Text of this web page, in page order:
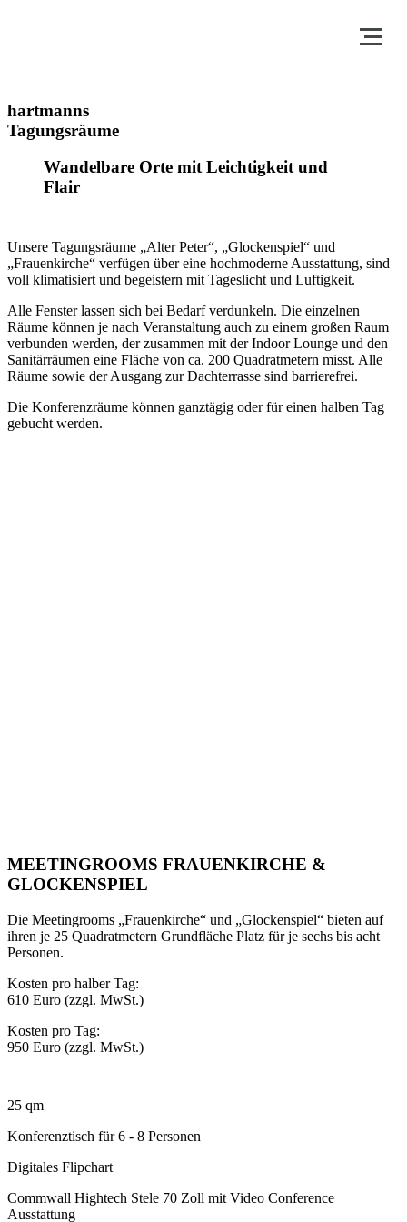
hartmanns
Tagungsräume
Wandelbare Orte mit Leichtigkeit und
Flair
Unsere Tagungsräume „Alter Peter“, „Glockenspiel“ und
„Frauenkirche“ verfügen über eine hochmoderne Ausstattung, sind
voll klimatisiert und begeistern mit Tageslicht und Luftigkeit.
Alle Fenster lassen sich bei Bedarf verdunkeln. Die einzelnen
Räume können je nach Veranstaltung auch zu einem großen Raum
verbunden werden, der zusammen mit der Indoor Lounge und den
Sanitärräumen eine Fläche von ca. 200 Quadratmetern misst. Alle
Räume sowie der Ausgang zur Dachterrasse sind barrierefrei.
Die Konferenzräume können ganztägig oder für einen halben Tag
gebucht werden.
MEETINGROOMS FRAUENKIRCHE &
GLOCKENSPIEL
Die Meetingrooms „Frauenkirche“ und „Glockenspiel“ bieten auf
ihren je 25 Quadratmetern Grundfläche Platz für je sechs bis acht
Personen.
Kosten pro halber Tag:
610 Euro (zzgl. MwSt.)
Kosten pro Tag:
950 Euro (zzgl. MwSt.)
25 qm
Konferenztisch für 6 - 8 Personen
Digitales Flipchart
Commwall Hightech Stele 70 Zoll mit Video Conference
Ausstattung